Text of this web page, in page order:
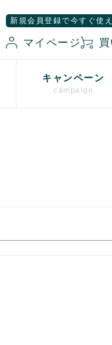
新規会員登録で今すぐ使
マイページ
キャンペーン
campaign